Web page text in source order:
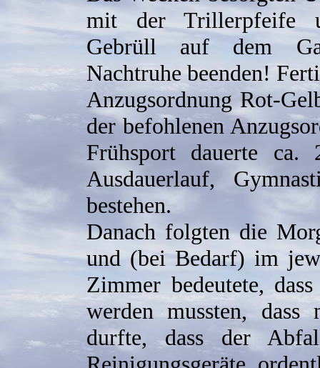
mit der Trillerpfeife
Gebrüll auf dem
Nachtruhe beenden!
Anzugsordnung Rot-
der befohlenen
Frühsport dauerte
Ausdauerlauf,
bestehen.
Danach folgten die
und (bei Bedarf) im
Zimmer bedeutete,
werden mussten,
durfte, dass der